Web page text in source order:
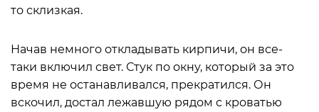
то склизкая.
Начав немного откладывать кирпичи, он все-
таки включил свет. Стук по окну, который за это
время не останавливался, прекратился. Он
вскочил, достал лежавшую рядом с кроватью